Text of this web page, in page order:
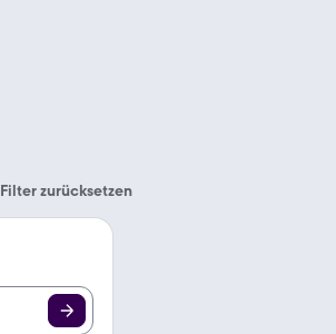
Filter zurücksetzen